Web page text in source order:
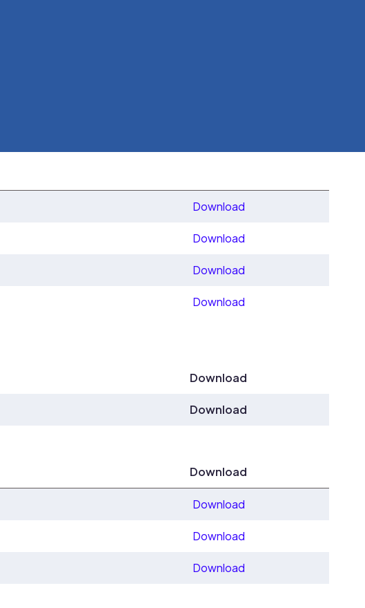
Download
Download
Download
Download
Download
Download
Download
Download
Download
Download